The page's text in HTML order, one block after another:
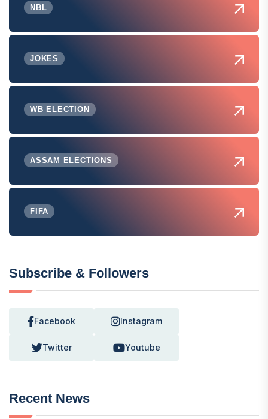
NBL
JOKES
WB ELECTION
ASSAM ELECTIONS
FIFA
Subscribe & Followers
Facebook Instagram
Twitter Youtube
Recent News